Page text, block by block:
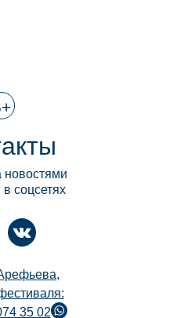
новостями
соцсетях
35 02